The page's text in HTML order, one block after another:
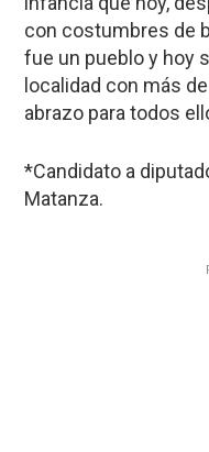
con costumbres de
fue un pueblo y hoy
localidad con más
abrazo para todos
*Candidato a
Matanza.